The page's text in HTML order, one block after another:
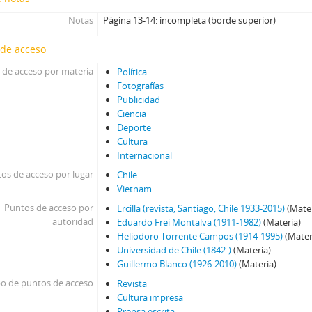
01683 - Revista Ercilla. Año XXXIII, N° 1683
01689 - Revista Ercilla. Año XXXIII, N° 1689
01690 - Revista Ercilla. Año XXXIII, N° 1690
01691 - Revista Ercilla. Año XXXIII, N° 1691
01691-1 - Revista Ercilla. Año XXXIII, N° 1691
01692 - Revista Ercilla. Año XXXIII, N° 1692
01693 - Revista Ercilla. Año XXXIIi, N° 1693
01694 - Revista Ercilla. Año XXXIII, N° 1694
01696 - Revista Ercilla. Año XXXIII, N° 1696
01700 - Revista Ercilla. Año XXXIII, N° 1700
01701 - Revista Ercilla. Año XXXII, N° 1701
01701-1 - Revista Ercilla. Año XXXII, N° 1701
01702 - Revista Ercilla. Año XXXIV, N° 1702
01703 - Revista Ercilla. Año XXXIV, N° 1703
01704 - Revista Ercilla. Año XXXIV, N° 1704
Notas Página 13-14: incompleta (borde superior)
acceso
acceso por materia
Política
Fotografías
Publicidad
Ciencia
Deporte
Cultura
Internacional
de acceso por lugar
Chile
Vietnam
Puntos de acceso por
autoridad
Ercilla (revista, Santiago, Chile 1933-2015)
Eduardo Frei Montalva (1911-1982)(Materia)
Heliodoro Torrente Campos (1914-1995)
Universidad de Chile (1842-)(Materia)
Guillermo Blanco (1926-2010)(Materia)
de puntos de acceso
Revista
Cultura impresa